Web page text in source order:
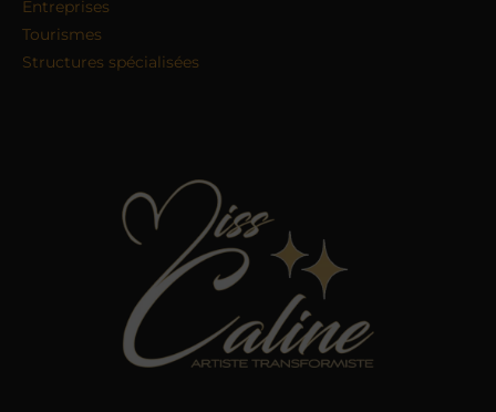
Entreprises
Tourismes
Structures spécialisées